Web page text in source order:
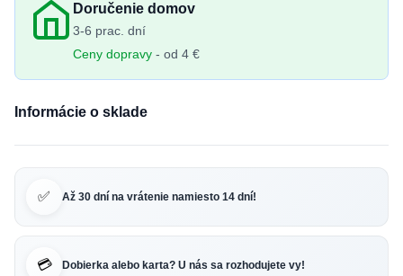
Doručenie domov
3-6 prac. dní
Ceny dopravy - od 4 €
Informácie o sklade
✅ Až 30 dní na vrátenie namiesto 14 dní!
💳 Dobierka alebo karta? U nás sa rozhodujete vy!